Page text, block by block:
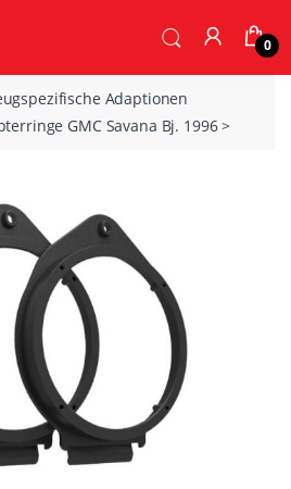
0
Adaptionen
GMC Savana Bj. 1996 >